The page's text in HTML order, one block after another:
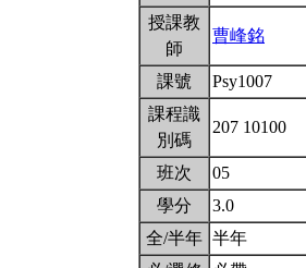
授課教
師
曹峰銘
課號
Psy1007
課程識
別碼
207 10100
班次
05
學分
3.0
全/半年 半年